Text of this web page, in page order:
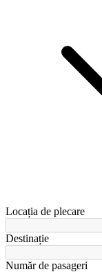
Locația de plecare
Destinație
Număr de pasageri